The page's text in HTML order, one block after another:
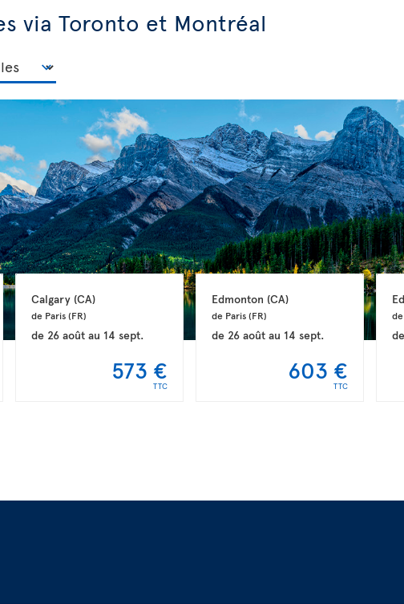
via Toronto et Montréal
Calgary (CA)
de Paris (FR)
de 26 août au 14 sept.
573 €
TTC
Edmonton (CA)
de Paris (FR)
de 26 août au 14 sept.
603 €
TTC
de